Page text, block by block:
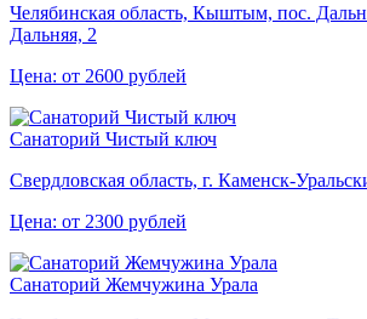
Челябинская область, Кыштым, пос.
Дальняя, 2
Цена: от 2600 рублей
Санаторий Чистый ключ
Свердловская область, г. Каменск-
Цена: от 2300 рублей
Санаторий Жемчужина Урала